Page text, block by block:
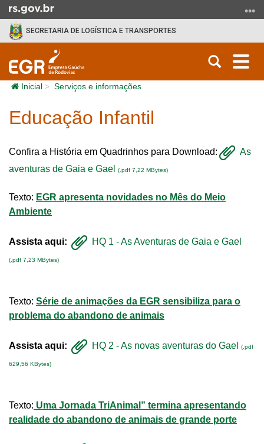
Ir para o conteúdo
SECRETARIA DE LOGÍSTICA E TRANSPORTES
Abrir a
Início do conteúdo
Inicial Serviços e informações
Educação Infantil
Confira a História em Quadrinhos para Download:
As
aventuras de Gaia e Gael
(.pdf 7,22 MBytes)
Texto: EGR apresenta novidades no Mês do Meio
Ambiente
Assista aqui: HQ 1 - As Aventuras de Gaia e Gael
(.pdf 7,23 MBytes)
Texto: Série de animações da EGR sensibiliza para o
problema do abandono de animais
Assista aqui: HQ 2 - As novas aventuras do Gael (.pdf
629,56 KBytes)
Texto: Uma Jornada TriAnimal” termina apresentando
realidade do abandono de animais de grande porte